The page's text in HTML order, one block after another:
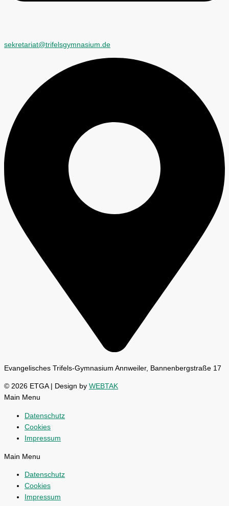
sekretariat@trifelsgymnasium.de
Evangelisches Trifels-Gymnasium Annweiler, Bannenbergstraße 17
© 2026 ETGA | Design by WEBTAK
Main Menu
Datenschutz
Cookies
Impressum
Main Menu
Datenschutz
Cookies
Impressum